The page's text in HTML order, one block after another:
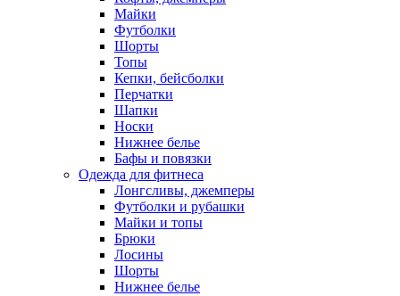
Майки
Футболки
Шорты
Топы
Кепки, бейсболки
Перчатки
Шапки
Носки
Нижнее белье
Бафы и повязки
Одежда для фитнеса
Лонгсливы, джемперы
Футболки и рубашки
Майки и топы
Брюки
Лосины
Шорты
Нижнее белье